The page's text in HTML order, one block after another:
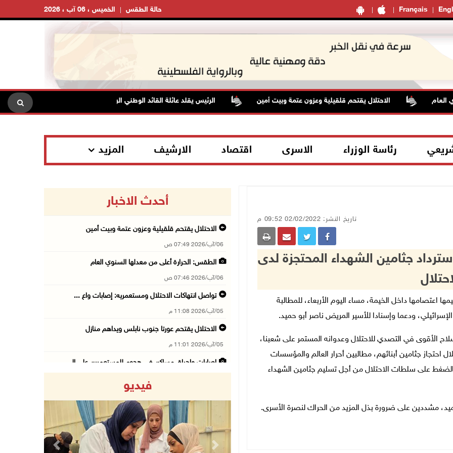
Français الخميس ، 06 آب ، 2026 حالة الطقس
الاحتلال يقتحم قلقيلية وعزون عتمة وبيت أمين الرئيس يقلد عائلة القائد الوطني الراحل أحمد عبد الرحمن "نجمة يبوس" من
رئاسة الوزراء الاسرى اقتصاد الارشيف المزيد
تاريخ النشر: 02/02/2022 09:52 م
جثامين الشهداء المحتجزة لدى
اعتصامها داخل الخيمة، مساء اليوم الأربعاء، للمطالبة
ودعما وإسنادا للأسير المريض ناصر أبو حميد.
الأقوى في التصدي للاحتلال وعدوانه المستمر على شعبنا،
جثامين أبنائهم، مطالبين أحرار العالم والمؤسسات
على سلطات الاحتلال من أجل تسليم جثامين الشهداء
مشددين على ضرورة بذل المزيد من الحراك لنصرة الأسرى.
أحدث الاخبار
الاحتلال يقتحم قلقيلية وعزون عتمة وبيت أمين
06/آب/2026 07:49 ص
الطقس: الحرارة أعلى من معدلها السنوي العام
06/آب/2026 07:46 ص
تواصل انتهاكات الاحتلال ومستعمريه: إصابات واع ...
05/آب/2026 11:08 م
الاحتلال يقتحم عورتا جنوب نابلس ويداهم منازل
05/آب/2026 11:01 م
إصابات وإحراق مساكن في هجوم للمستعمرين على ال ...
الاحتلال يقتحم قريتي اللبن الشرقية وعمورية جن ...
05/آب/2026 10:47 م
فيديو
Previous Next